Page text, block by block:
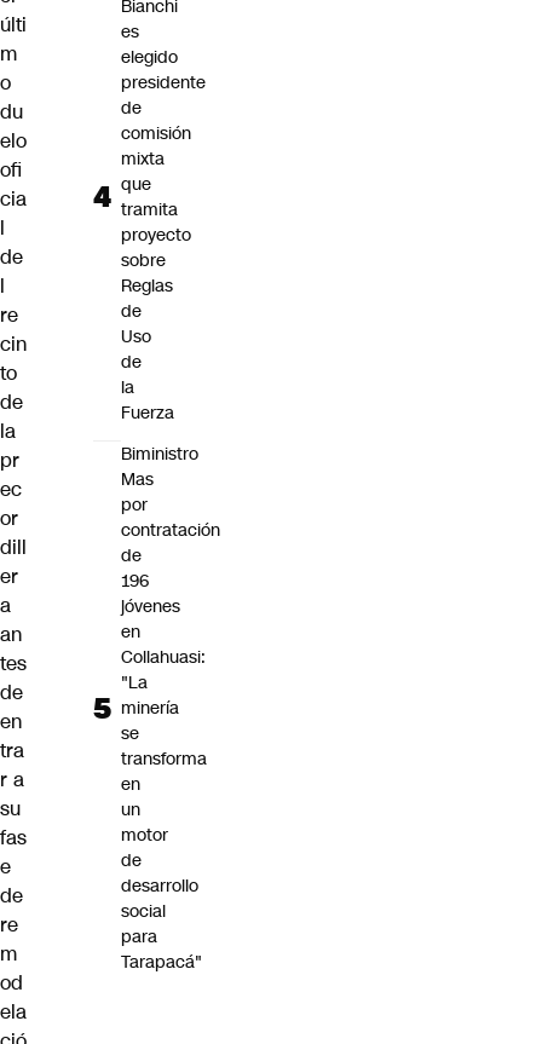
últi
m
o
du
elo
ofi
cia
l
de
l
re
cin
to
de
la
pr
ec
or
dill
er
a
an
tes
de
en
tra
r a
su
fas
e
de
re
m
od
ela
Bianchi
es
elegido
presidente
de
comisión
mixta
que
tramita
proyecto
sobre
Reglas
de
Uso
de
la
Fuerza
Biministro
Mas
por
contratación
de
196
jóvenes
en
Collahuasi:
"La
minería
se
transforma
en
un
motor
de
desarrollo
social
para
Tarapacá"